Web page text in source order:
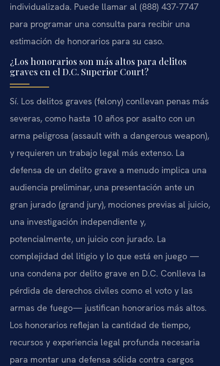
individualizada. Puede llamar al (888) 437-7747
para programar una consulta para recibir una
estimación de honorarios para su caso.
¿Los honorarios son más altos para delitos
graves en el D.C. Superior Court?
Sí. Los delitos graves (felony) conllevan penas más
severas, como hasta 10 años por asalto con un
arma peligrosa (assault with a dangerous weapon),
y requieren un trabajo legal más extenso. La
defensa de un delito grave a menudo implica una
audiencia preliminar, una presentación ante un
gran jurado (grand jury), mociones previas al juicio,
una investigación independiente y,
potencialmente, un juicio con jurado. La
complejidad del litigio y lo que está en juego —
una condena por delito grave en D.C. Conlleva la
pérdida de derechos civiles como el voto y las
armas de fuego— justifican honorarios más altos.
Los honorarios reflejan la cantidad de tiempo,
recursos y experiencia legal profunda necesaria
para montar una defensa sólida contra cargos